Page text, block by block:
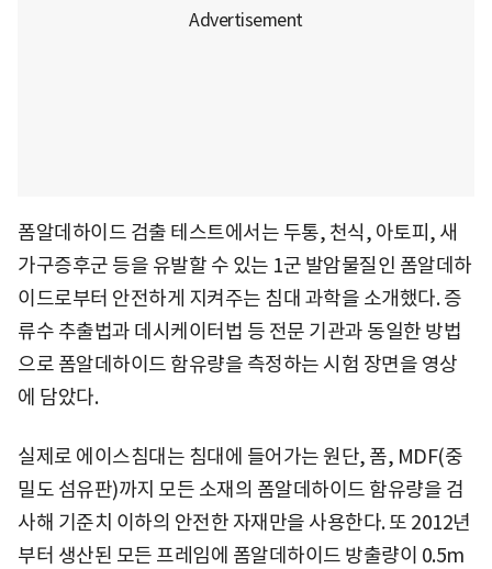
폼알데하이드 검출 테스트에서는 두통, 천식, 아토피, 새
가구증후군 등을 유발할 수 있는 1군 발암물질인 폼알데하
이드로부터 안전하게 지켜주는 침대 과학을 소개했다. 증
류수 추출법과 데시케이터법 등 전문 기관과 동일한 방법
으로 폼알데하이드 함유량을 측정하는 시험 장면을 영상
에 담았다.
실제로 에이스침대는 침대에 들어가는 원단, 폼, MDF(중
밀도 섬유판)까지 모든 소재의 폼알데하이드 함유량을 검
사해 기준치 이하의 안전한 자재만을 사용한다. 또 2012년
부터 생산된 모든 프레임에 폼알데하이드 방출량이 0.5m